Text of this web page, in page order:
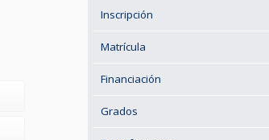
Inscripción
Matrícula
Financiación
Grados